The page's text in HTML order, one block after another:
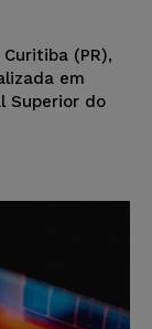
(PR),
em
Superior do